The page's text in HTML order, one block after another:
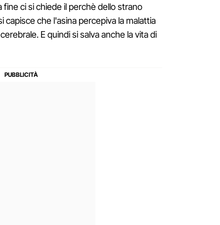
fine ci si chiede il perchè dello strano
che l'asina percepiva la malattia
E quindi si salva anche la vita di